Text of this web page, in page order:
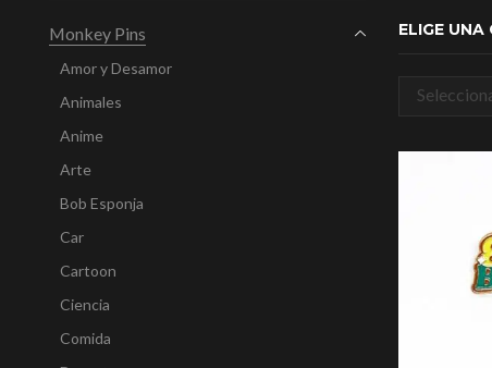
ELIGE UNA
Monkey Pins
Amor y Desamor
Animales
Anime
Arte
Bob Esponja
Car
Cartoon
Ciencia
Comida